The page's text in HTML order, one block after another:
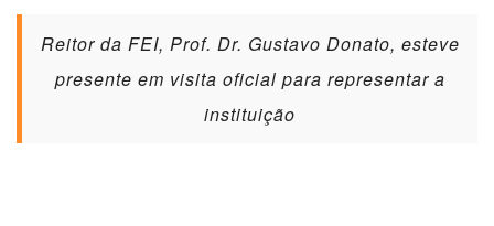
Reitor da FEI, Prof. Dr. Gustavo Donato, esteve
presente em visita oficial para representar a
instituição